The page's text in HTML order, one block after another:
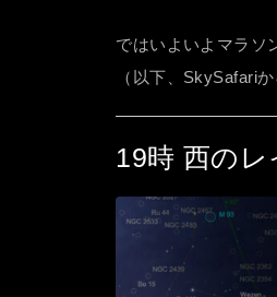
ではいよいよマラソ
（以下、SkySafari
19時 西のレ